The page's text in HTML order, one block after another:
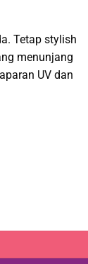
Tetap stylish
menunjang
UV dan